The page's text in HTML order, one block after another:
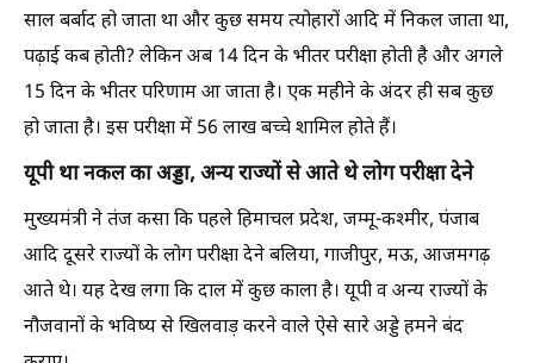
साल बर्बाद हो जाता था और कुछ समय त्योहारों आदि में निकल जाता था,
पढ़ाई कब होती? लेकिन अब 14 दिन के भीतर परीक्षा होती है और अगले
15 दिन के भीतर परिणाम आ जाता है। एक महीने के अंदर ही सब कुछ
हो जाता है। इस परीक्षा में 56 लाख बच्चे शामिल होते हैं।
यूपी था नकल का अड्डा, अन्य राज्यों से आते थे लोग परीक्षा देने
मुख्यमंत्री ने तंज कसा कि पहले हिमाचल प्रदेश, जम्मू-कश्मीर, पंजाब
आदि दूसरे राज्यों के लोग परीक्षा देने बलिया, गाजीपुर, मऊ, आजमगढ़
आते थे। यह देख लगा कि दाल में कुछ काला है। यूपी व अन्य राज्यों के
नौजवानों के भविष्य से खिलवाड़ करने वाले ऐसे सारे अड्डे हमने बंद